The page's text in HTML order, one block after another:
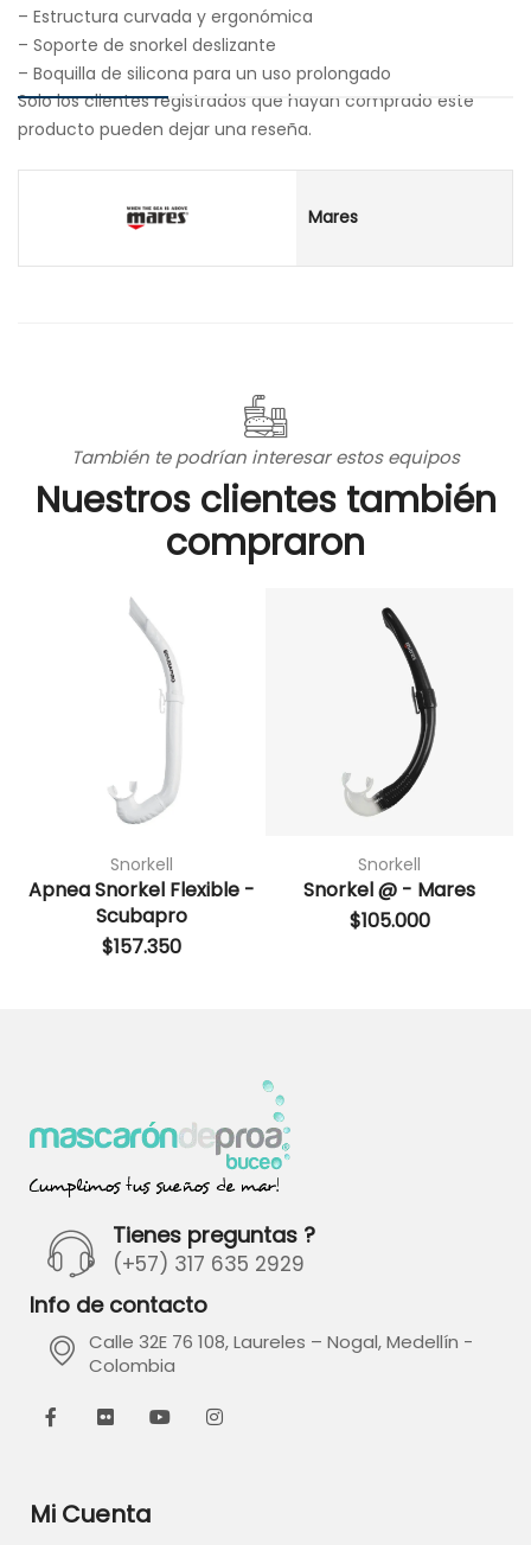
– Estructura curvada y ergonómica
– Soporte de snorkel deslizante
– Boquilla de silicona para un uso prolongado
Solo los clientes registrados que hayan comprado este
producto pueden dejar una reseña.
Mares
También te podrían interesar estos equipos
Nuestros clientes también
compraron
Snorkell
Apnea Snorkel Flexible -
Scubapro
$157.350
Snorkell
Snorkel @ - Mares
$105.000
Tienes preguntas ?
(+57) 317 635 2929
Info de contacto
Calle 32E 76 108, Laureles – Nogal, Medellín -
Colombia
Mi Cuenta